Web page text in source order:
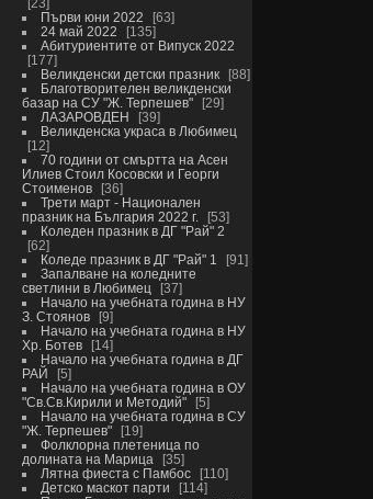
Първи юни 2022
63
24 май 2022
135
Абитуриентите от Випуск 2022
177
Великденски детски празник
88
Благотворителен великденски
базар на СУ "Ж. Терпешев"
29
ЛАЗАРОВДЕН
39
Великденска украса в Любимец
12
70 години от смъртта на Асен
Илиев Стоил Косовски и Георги
Стоименов
36
Трети март - Национален
празник на България 2022 г.
53
Коледен празник в ДГ "Рай" 2
62
Коледе празник в ДГ "Рай" 1
91
Запалване на коледните
светлини в Любимец
37
Начало на учебната година в НУ
З. Стоянов
9
Начало на учебната година в НУ
Хр. Ботев
14
Начало на учебната година в ДГ
РАЙ
5
Начало на учебната година в ОУ
"Св.Св.Кирили и Методий"
5
Начало на учебната година в СУ
"Ж. Терпешев"
19
Фолклорна плетеница по
долината на Марица
35
Лятна фиеста с Памбос
110
Детско маскот парти
114